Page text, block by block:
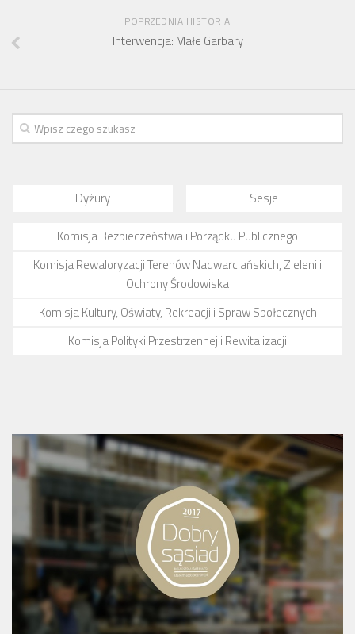
POPRZEDNIA HISTORIA
Interwencja: Małe Garbary
Dyżury Sesje
Komisja Bezpieczeństwa i Porządku Publicznego
Komisja Rewaloryzacji Terenów Nadwarciańskich, Zieleni i
Ochrony Środowiska
Komisja Kultury, Oświaty, Rekreacji i Spraw Społecznych
Komisja Polityki Przestrzennej i Rewitalizacji